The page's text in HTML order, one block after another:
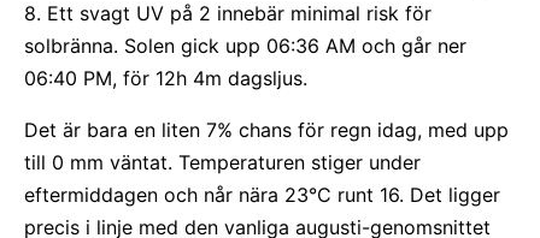
8. Ett svagt UV på 2 innebär minimal risk för
solbränna. Solen gick upp 06:36 AM och går ner
06:40 PM, för 12h 4m dagsljus.
Det är bara en liten 7% chans för regn idag, med upp
till 0 mm väntat. Temperaturen stiger under
eftermiddagen och når nära 23°C runt 16. Det ligger
precis i linje med den vanliga augusti-genomsnittet